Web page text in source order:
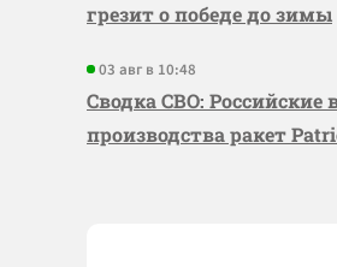
грезит о победе до зимы
03 авг в 10:48
Сводка СВО:
производства ракет